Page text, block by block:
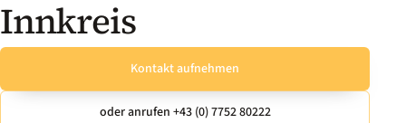
Innkreis
Kontakt aufnehmen
oder anrufen +43 (0) 7752 80222